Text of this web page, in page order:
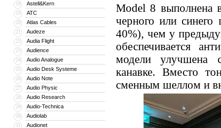
18 Astell&Kern
19 ATC
20 Atlas Cables
21 Audeze
22 Audia Flight
23 Audience
24 Audio Analogue
25 Audio Desk Systeme
26 Audio Note
27 Audio Physic
28 Audio Research
29 Audio-Technica
30 Audiolab
31 Audionet
Model 8 выполнена
черного или
40%), чем у
обеспечивается
модели улучшена
канавке. Вместо
сменным шеллом и